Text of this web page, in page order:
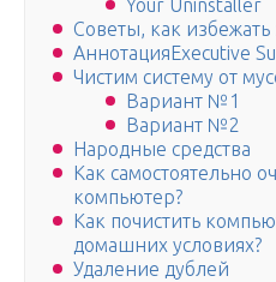
Your Uninstaller
Советы, как избежать
АннотацияExecutive
Чистим систему от
Вариант №1
Вариант №2
Народные средства
Как самостоятельно
компьютер?
Как почистить
домашних условиях?
Удаление дублей